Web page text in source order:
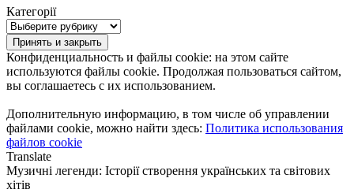
Категорії
Категорії
Конфиденциальность и файлы cookie: на этом сайте
используются файлы cookie. Продолжая пользоваться сайтом,
вы соглашаетесь с их использованием.
Дополнительную информацию, в том числе об управлении
файлами cookie, можно найти здесь: Политика использования
файлов cookie
Translate
Музичні легенди: Історії створення українських та світових
хітів